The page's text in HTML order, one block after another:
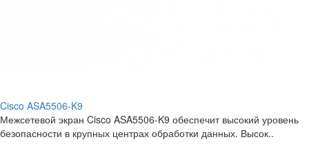
Cisco ASA5506-K9
Межсетевой экран Cisco ASA5506-K9 обеспечит высокий уровень
безопасности в крупных центрах обработки данных. Высок..